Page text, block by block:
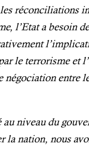
les réconciliations
l’Etat a besoin
le terrorisme
négociation entre
au niveau du
la nation, nous